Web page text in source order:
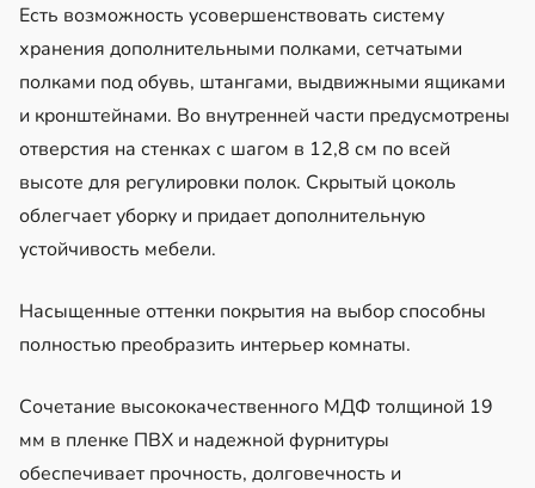
Есть возможность усовершенствовать систему
хранения дополнительными полками, сетчатыми
полками под обувь, штангами, выдвижными ящиками
и кронштейнами. Во внутренней части предусмотрены
отверстия на стенках с шагом в 12,8 см по всей
высоте для регулировки полок. Скрытый цоколь
облегчает уборку и придает дополнительную
устойчивость мебели.
Насыщенные оттенки покрытия на выбор способны
полностью преобразить интерьер комнаты.
Сочетание высококачественного МДФ толщиной 19
мм в пленке ПВХ и надежной фурнитуры
обеспечивает прочность, долговечность и